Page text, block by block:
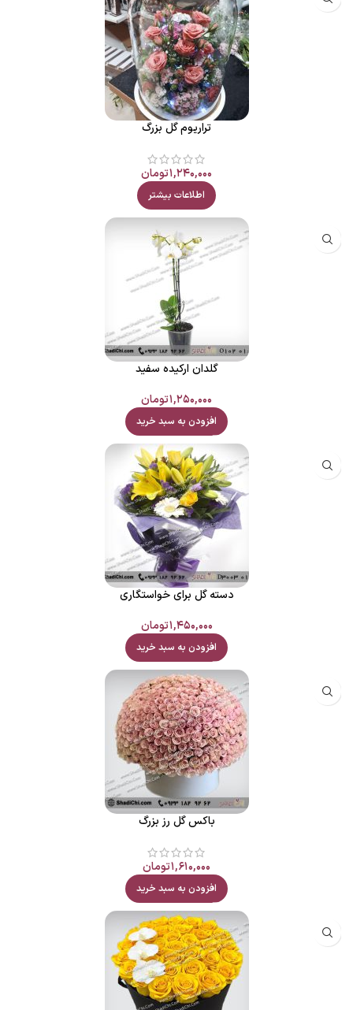
تراریوم گل بزرگ
۱,۲۴۰,۰۰۰تومان
اطلاعات بیشتر
گلدان ارکیده سفید
۱,۲۵۰,۰۰۰تومان
افزودن به سبد خرید
دسته گل برای خواستگاری
۱,۴۵۰,۰۰۰تومان
افزودن به سبد خرید
باکس گل رز بزرگ
۱,۶۱۰,۰۰۰تومان
افزودن به سبد خرید